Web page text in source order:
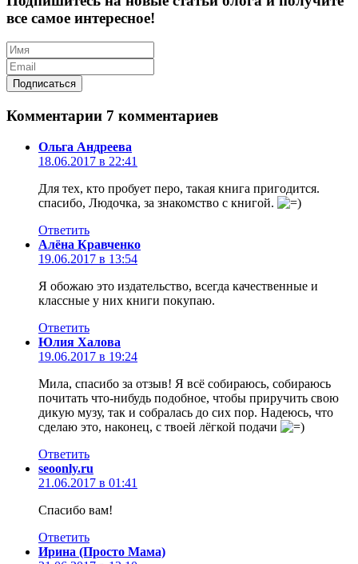
все самое интересное!
Комментарии 7 комментариев
Ольга Андреева
18.06.2017 в 22:41
Для тех, кто пробует перо, такая книга пригодится.
спасибо, Людочка, за знакомство с книгой.
Ответить
Алёна Кравченко
19.06.2017 в 13:54
Я обожаю это издательство, всегда качественные и
классные у них книги покупаю.
Ответить
Юлия Халова
19.06.2017 в 19:24
Мила, спасибо за отзыв! Я всё собираюсь, собираюсь
почитать что-нибудь подобное, чтобы приручить свою
дикую музу, так и собралась до сих пор. Надеюсь, что
сделаю это, наконец, с твоей лёгкой подачи
Ответить
seoonly.ru
21.06.2017 в 01:41
Спасибо вам!
Ответить
Ирина (Просто Мама)